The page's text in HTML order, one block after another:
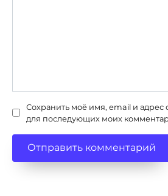
Сохранить моё имя, email и адрес
для последующих моих